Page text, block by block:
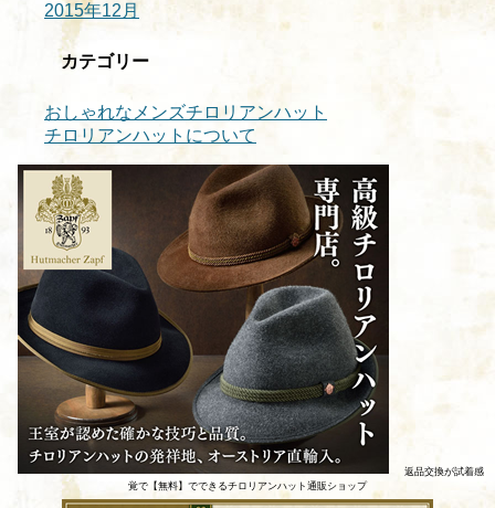
2015年12月
カテゴリー
おしゃれなメンズチロリアンハット
チロリアンハットについて
返品交換が試着感
覚で【無料】でできるチロリアンハット通販ショップ